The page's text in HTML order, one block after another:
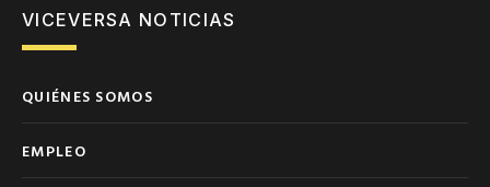
VICEVERSA NOTICIAS
QUIÉNES SOMOS
EMPLEO